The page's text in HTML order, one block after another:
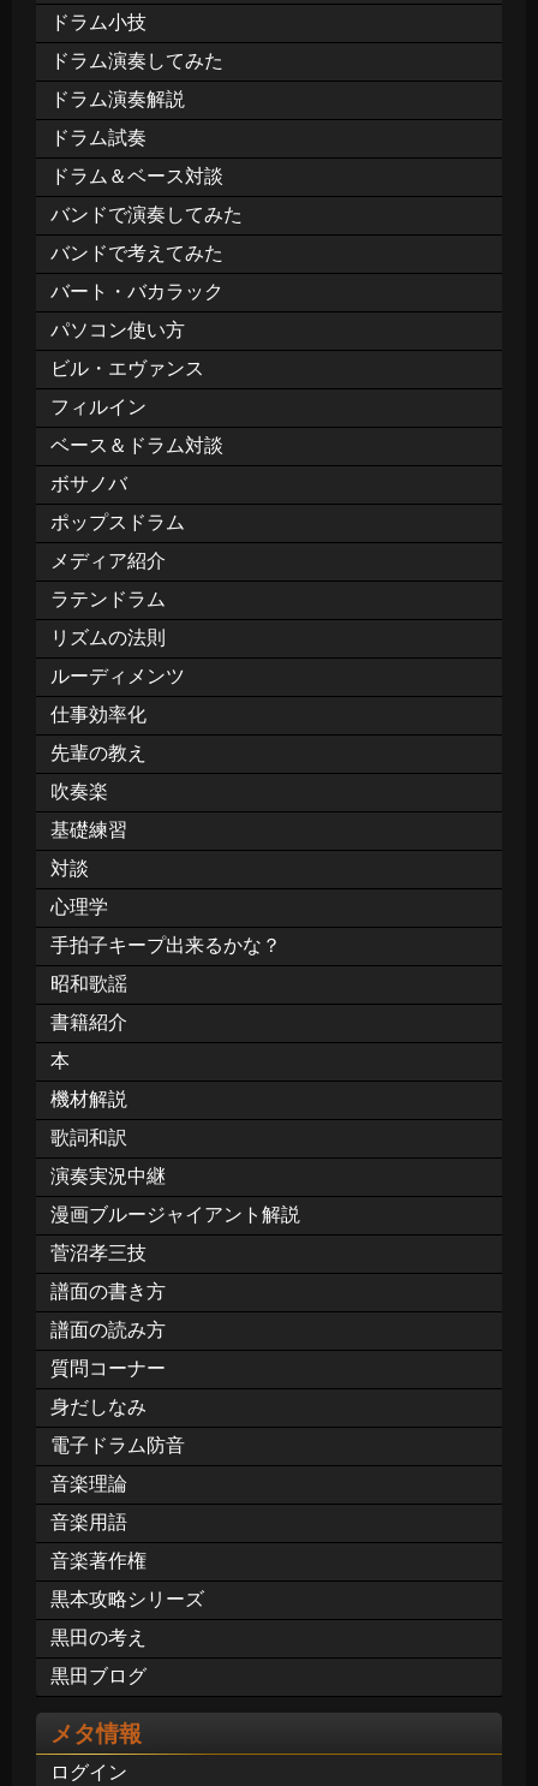
ドラム小技
ドラム演奏してみた
ドラム演奏解説
ドラム試奏
ドラム＆ベース対談
バンドで演奏してみた
バンドで考えてみた
バート・バカラック
パソコン使い方
ビル・エヴァンス
フィルイン
ベース＆ドラム対談
ボサノバ
ポップスドラム
メディア紹介
ラテンドラム
リズムの法則
ルーディメンツ
仕事効率化
先輩の教え
吹奏楽
基礎練習
対談
心理学
手拍子キープ出来るかな？
昭和歌謡
書籍紹介
本
機材解説
歌詞和訳
演奏実況中継
漫画ブルージャイアント解説
菅沼孝三技
譜面の書き方
譜面の読み方
質問コーナー
身だしなみ
電子ドラム防音
音楽理論
音楽用語
音楽著作権
黒本攻略シリーズ
黒田の考え
黒田ブログ
メタ情報
ログイン